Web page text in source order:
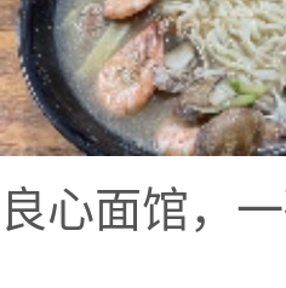
良心面馆，